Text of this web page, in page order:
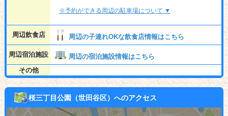
※予約ができる周辺の駐車場について ▼
周辺飲食店 周辺の子連れOKな飲食店情報はこちら
周辺宿泊施設
周辺の宿泊施設情報はこちら
その他
桜三丁目公園（世田谷区）へのアクセス